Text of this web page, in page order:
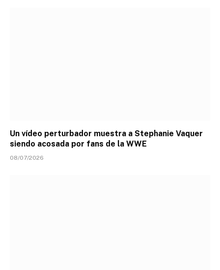
Un vídeo perturbador muestra a Stephanie Vaquer
siendo acosada por fans de la WWE
08/07/2026